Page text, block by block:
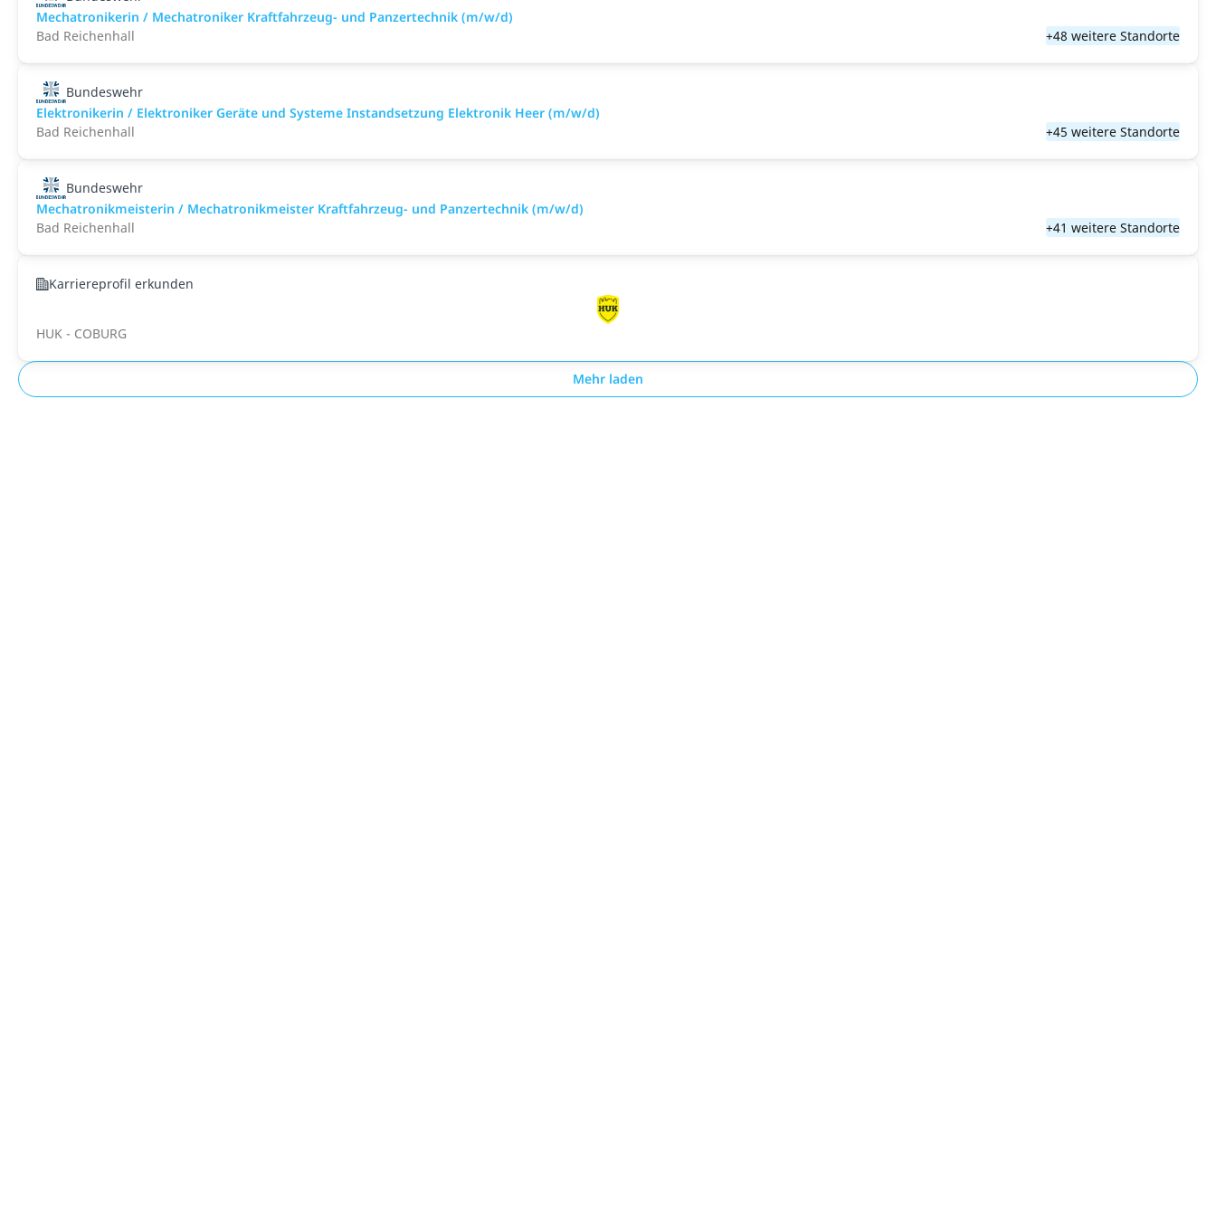
Mechatronikerin / Mechatroniker Kraftfahrzeug- und Panzertechnik (m/w/d)
Bad Reichenhall
+48 weitere Standorte
Bundeswehr
Elektronikerin / Elektroniker Geräte und Systeme Instandsetzung Elektronik Heer (m/w/d)
Bad Reichenhall
+45 weitere Standorte
Bundeswehr
Mechatronikmeisterin / Mechatronikmeister Kraftfahrzeug- und Panzertechnik (m/w/d)
Bad Reichenhall
+41 weitere Standorte
Karriereprofil erkunden
HUK - COBURG
Mehr laden